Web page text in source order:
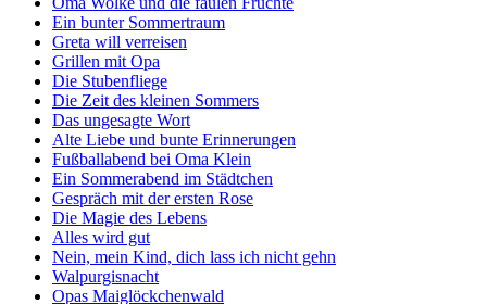
Ein bunter Sommertraum
Greta will verreisen
Grillen mit Opa
Die Stubenfliege
Die Zeit des kleinen Sommers
Das ungesagte Wort
Alte Liebe und bunte Erinnerungen
Fußballabend bei Oma Klein
Ein Sommerabend im Städtchen
Gespräch mit der ersten Rose
Die Magie des Lebens
Alles wird gut
Nein, mein Kind, dich lass ich nicht gehn
Walpurgisnacht
Opas Maiglöckchenwald